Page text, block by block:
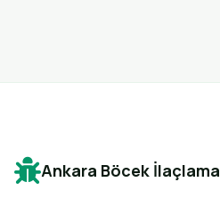
Ankara Böcek İlaçlama